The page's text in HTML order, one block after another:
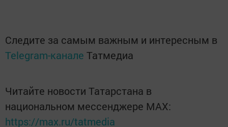
Следите за самым важным и интересным в
Telegram-канале Татмедиа
Читайте новости Татарстана в
национальном мессенджере MАХ:
https://max.ru/tatmedia